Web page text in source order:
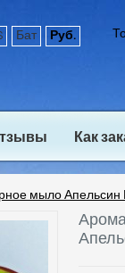
Бат
Руб.
Как
мыло